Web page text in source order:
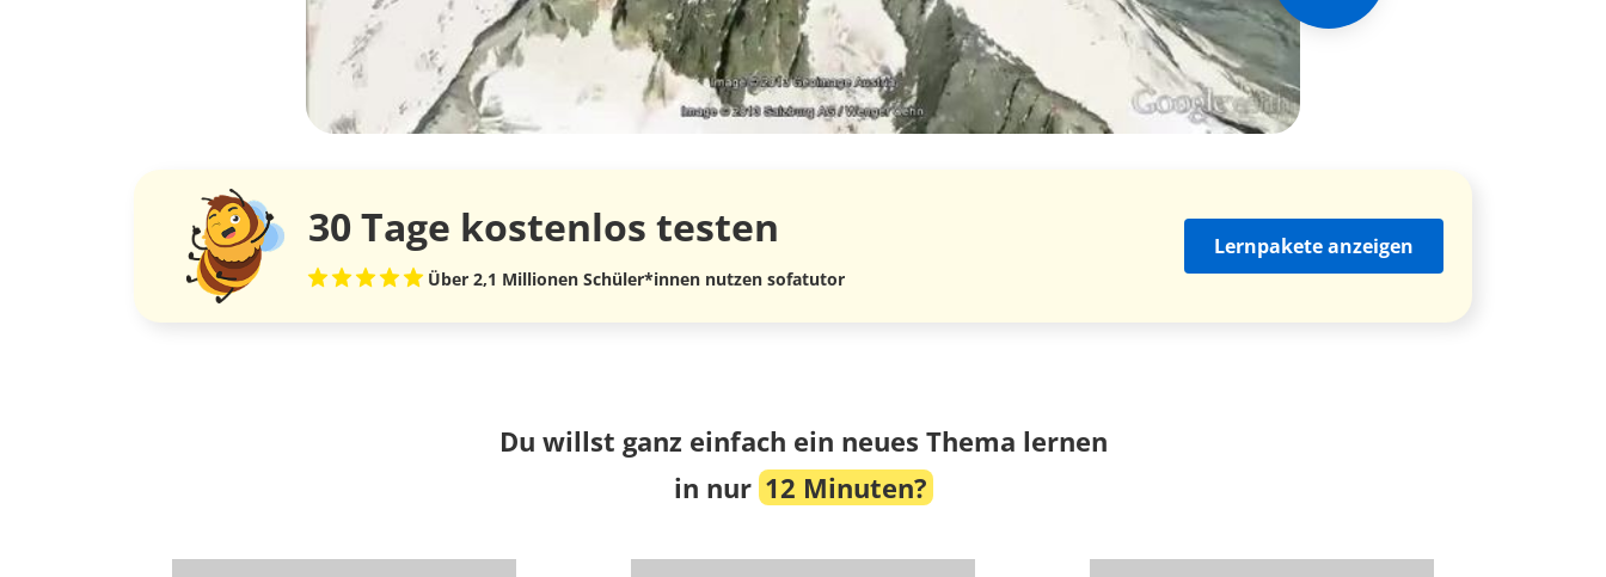
30 Tage kostenlos testen
Über 2,1 Millionen Schüler*innen nutzen sofatutor
Lernpakete anzeigen
Du willst ganz einfach ein neues Thema lernen
in nur 12 Minuten?